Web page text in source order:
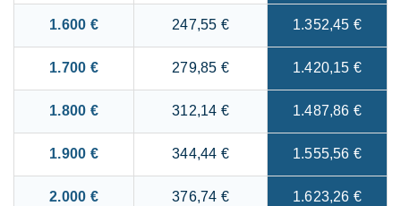
1.600 € 247,55 € 1.352,45 €
1.700 € 279,85 € 1.420,15 €
1.800 € 312,14 € 1.487,86 €
1.900 € 344,44 € 1.555,56 €
2.000 € 376,74 € 1.623,26 €